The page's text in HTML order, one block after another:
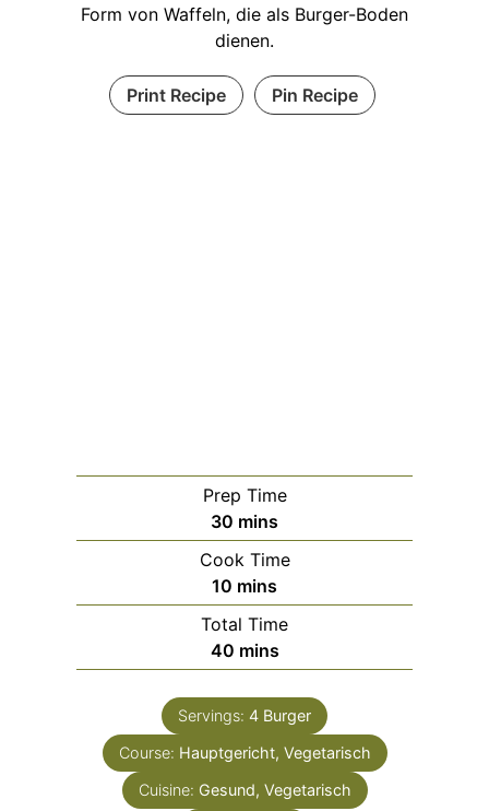
Form von Waffeln, die als Burger-Boden
dienen.
Print Recipe Pin Recipe
Prep Time
30 minutes
mins
Cook Time
10 minutes
mins
Total Time
40minutes
mins
Servings: 4 Burger
Course: Hauptgericht, Vegetarisch
Cuisine: Gesund, Vegetarisch